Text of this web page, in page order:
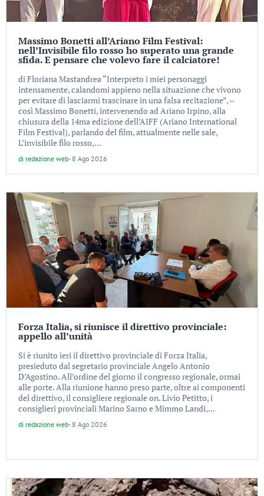
Massimo Bonetti all’Ariano Film Festival:
nell’Invisibile filo rosso ho superato una grande
sfida. E pensare che volevo fare il calciatore!
di Floriana Mastandrea “Interpreto i miei personaggi
intensamente, calandomi appieno nella situazione che vivono
per evitare di lasciarmi trascinare in una falsa recitazione”, –
così Massimo Bonetti, intervenendo ad Ariano Irpino, alla
chiusura della 14ma edizione dell’AIFF (Ariano International
Film Festival), parlando del film, attualmente nelle sale,
L’invisibile filo rosso,...
di redazione web- 8 Ago 2026
Forza Italia, si riunisce il direttivo provinciale:
appello all’unità
Si è riunito ieri il direttivo provinciale di Forza Italia,
presieduto dal segretario provinciale Angelo Antonio
D’Agostino. All’ordine del giorno il congresso regionale, ormai
alle porte. Alla riunione hanno preso parte, oltre ai componenti
del direttivo, il consigliere regionale on. Livio Petitto, i
consiglieri provinciali Marino Sarno e Mimmo Landi,...
di redazione web- 8 Ago 2026